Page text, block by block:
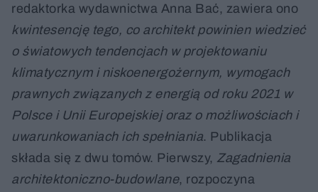
redaktorka wydawnictwa Anna Bać, zawiera ono
kwintesencję tego, co architekt powinien wiedzieć
o światowych tendencjach w projektowaniu
klimatycznym i niskoenergożernym, wymogach
prawnych związanych z energią od roku 2021 w
Polsce i Unii Europejskiej oraz o możliwościach i
uwarunkowaniach ich spełniania. Publikacja
składa się z dwu tomów. Pierwszy, Zagadnienia
architektoniczno-budowlane, rozpoczyna